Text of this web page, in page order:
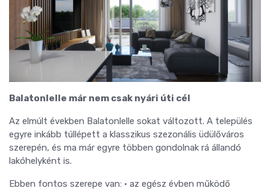
Balatonlelle már nem csak nyári úti cél
Az elmúlt években Balatonlelle sokat változott. A település
egyre inkább túllépett a klasszikus szezonális üdülőváros
szerepén, és ma már egyre többen gondolnak rá állandó
lakóhelyként is.
Ebben fontos szerepe van: • az egész évben működő